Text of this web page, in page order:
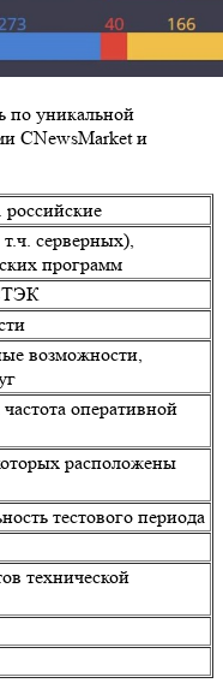
по уникальной
CNewsMarket и
серверных),
программ
возможности,
оперативной
расположены
тестового периода
технической